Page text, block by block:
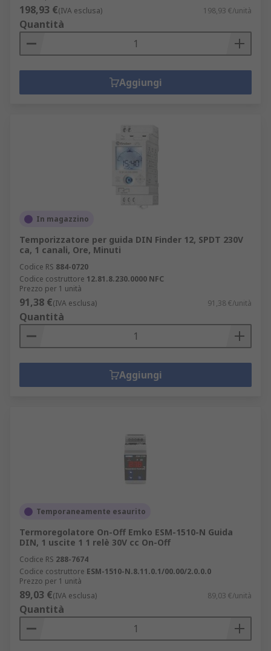
198,93 €(IVA esclusa) 198,93 €/unità
Quantità
Aggiungi
In magazzino
Temporizzatore per guida DIN Finder 12, SPDT 230V
ca, 1 canali, Ore, Minuti
Codice RS 884-0720
Codice costruttore 12.81.8.230.0000 NFC
Prezzo per 1 unità
91,38 €(IVA esclusa) 91,38 €/unità
Quantità
Aggiungi
Temporaneamente esaurito
Termoregolatore On-Off Emko ESM-1510-N Guida
DIN, 1 uscite 1 1 relè 30V cc On-Off
Codice RS 288-7674
Codice costruttore ESM-1510-N.8.11.0.1/00.00/2.0.0.0
Prezzo per 1 unità
89,03 €(IVA esclusa) 89,03 €/unità
Quantità